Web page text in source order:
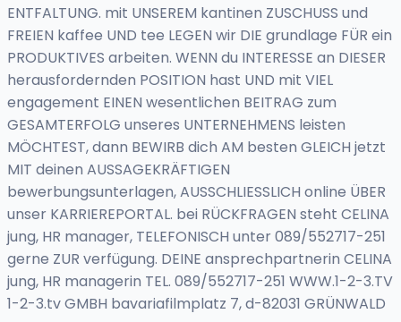
ENTFALTUNG. mit UNSEREM kantinen ZUSCHUSS und
FREIEN kaffee UND tee LEGEN wir DIE grundlage FÜR ein
PRODUKTIVES arbeiten. WENN du INTERESSE an DIESER
herausfordernden POSITION hast UND mit VIEL
engagement EINEN wesentlichen BEITRAG zum
GESAMTERFOLG unseres UNTERNEHMENS leisten
MÖCHTEST, dann BEWIRB dich AM besten GLEICH jetzt
MIT deinen AUSSAGEKRÄFTIGEN
bewerbungsunterlagen, AUSSCHLIESSLICH online ÜBER
unser KARRIEREPORTAL. bei RÜCKFRAGEN steht CELINA
jung, HR manager, TELEFONISCH unter 089/552717-251
gerne ZUR verfügung. DEINE ansprechpartnerin CELINA
jung, HR managerin TEL. 089/552717-251 WWW.1-2-3.TV
1-2-3.tv GMBH bavariafilmplatz 7, d-82031 GRÜNWALD